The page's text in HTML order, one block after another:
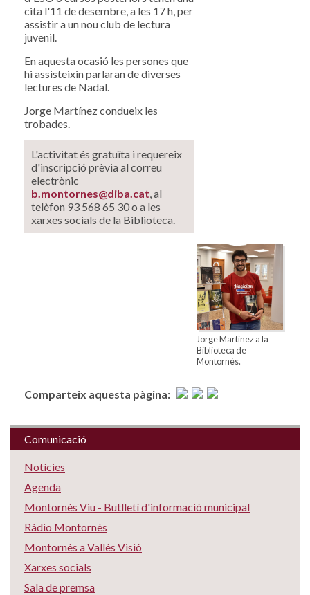
cita l'11 de desembre, a les 17 h, per
assistir a un nou club de lectura
juvenil.
En aquesta ocasió les persones que
hi assisteixin parlaran de diverses
lectures de Nadal.
Jorge Martínez condueix les
trobades.
L'activitat és gratuïta i requereix
d'inscripció prèvia al correu
electrònic
b.montornes@diba.cat, al
telèfon 93 568 65 30 o a les
xarxes socials de la Biblioteca.
Jorge Martínez a la
Biblioteca de
Montornès.
Comparteix aquesta pàgina:
Comunicació
Notícies
Agenda
Montornès Viu - Butlletí d'informació municipal
Ràdio Montornès
Montornès a Vallès Visió
Xarxes socials
Sala de premsa